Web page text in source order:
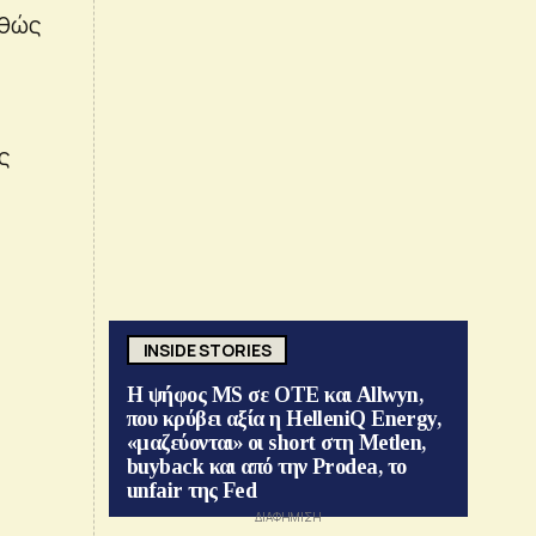
INSIDE STORIES
Η ψήφος MS σε ΟΤΕ και Allwyn,
που κρύβει αξία η HelleniQ Energy,
«μαζεύονται» οι short στη Metlen,
buyback και από την Prodea, το
unfair της Fed